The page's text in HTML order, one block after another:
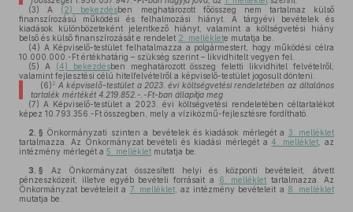
(3) A (2) bekezdésben meghatározott főösszeg nem tartalmaz külső
finanszírozású működési és felhalmozási hiányt. A tárgyévi bevételek és
kiadások különbözeteként jelentkező hiányt, valamint a költségvetési hiány
belső és külső finanszírozását e rendelet 2. melléklete mutatja be.
(4) A Képviselő-testület felhatalmazza a polgármestert, hogy működési célra
10.000.000.-Ft értékhatárig – szükség szerint – likvidhitelt vegyen fel.
(5) A (4) bekezdésben meghatározott összeg feletti likvidhitel felvételről,
valamint fejlesztési célú hitelfelvételről a képviselő-testület jogosult dönteni.
(6) 2 A képviselő-testület a 2023. évi költségvetési rendeletében az általános
tartalék mértékét4.219.852.- .-Ft-ban állapítja meg
(7) A Képviselő-testület a 2023. évi költségvetési rendeletében céltartalékot
képez 10.793.356.-Ft összegben, mely a víziközmű-fejlesztésre fordítható.
2. § Önkormányzati szinten a bevételek és kiadások mérlegét a 3. melléklet
tartalmazza. Az Önkormányzat bevételi és kiadási mérlegét a4. melléklet , az
intézmény mérlegét a 5. melléklet mutatja be.
3. § Az Önkormányzat összesített helyi és központi bevételeit, átvett
pénzeszközeit, illetve egyéb bevételi forrásait a
6. melléklet tartalmazza. Az
Önkormányzat bevételeit a 7. melléklet, az intézmény bevételeit a 8. melléklet
mutatja be.